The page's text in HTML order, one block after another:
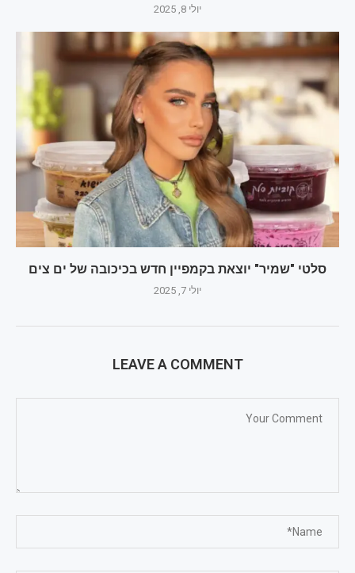
יולי 8, 2025
סלטי "שמיר" יוצאת בקמפיין חדש בכיכובה של ים צים
יולי 7, 2025
LEAVE A COMMENT